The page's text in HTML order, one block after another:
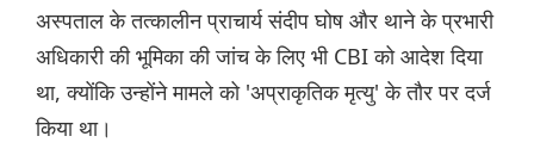
अस्पताल के तत्कालीन प्राचार्य संदीप घोष और थाने के प्रभारी
अधिकारी की भूमिका की जांच के लिए भी CBI को आदेश दिया
था, क्योंकि उन्होंने मामले को 'अप्राकृतिक मृत्यु' के तौर पर दर्ज
किया था।